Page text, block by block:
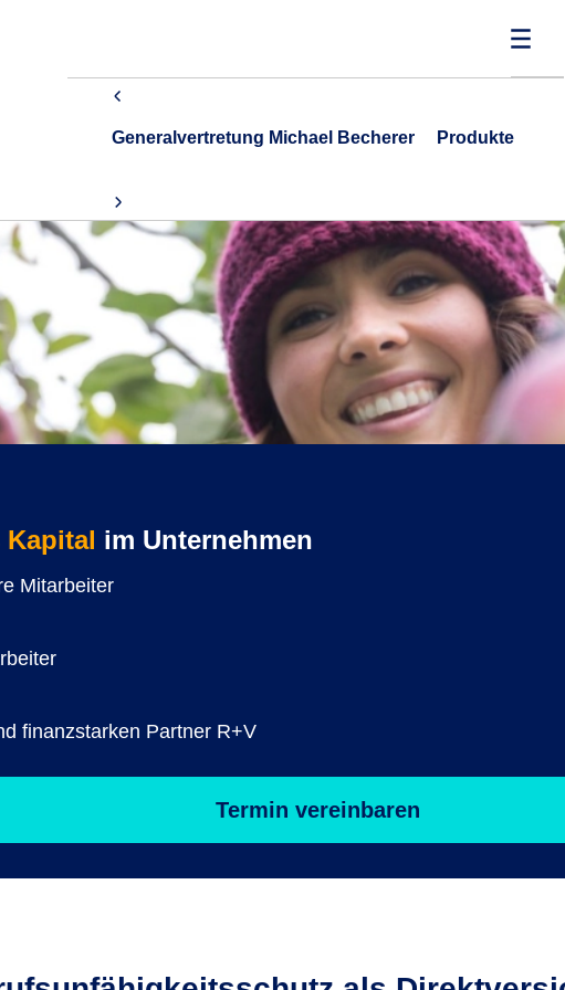
Generalvertretung Michael Becherer Produkte
im Unternehmen
Mitarbeiter
finanzstarken Partner R+V
Termin vereinbaren